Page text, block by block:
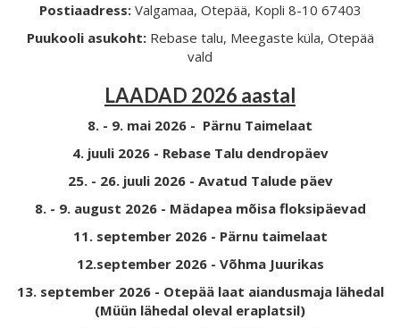
Postiaadress: Valgamaa, Otepää, Kopli 8-10 67403
Puukooli asukoht: Rebase talu, Meegaste küla, Otepää
vald
LAADAD 2026 aastal
8. - 9. mai 2026 - Pärnu Taimelaat
4. juuli 2026 - Rebase Talu dendropäev
25. - 26. juuli 2026 - Avatud Talude päev
8. - 9. august 2026 - Mädapea mõisa floksipäevad
11. september 2026 - Pärnu taimelaat
12.september 2026 - Võhma Juurikas
13. september 2026 - Otepää laat aiandusmaja lähedal
(Müün lähedal oleval eraplatsil)